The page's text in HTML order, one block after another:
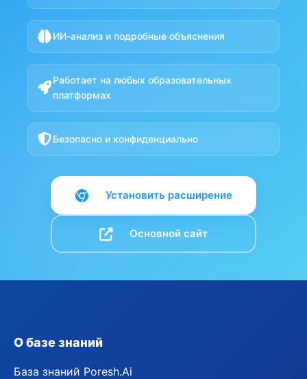
ИИ-анализ и подробные объяснения
Работает на любых образовательных
платформах
Безопасно и конфиденциально
Установить расширение
Основной сайт
О базе знаний
База знаний Poresh.Ai